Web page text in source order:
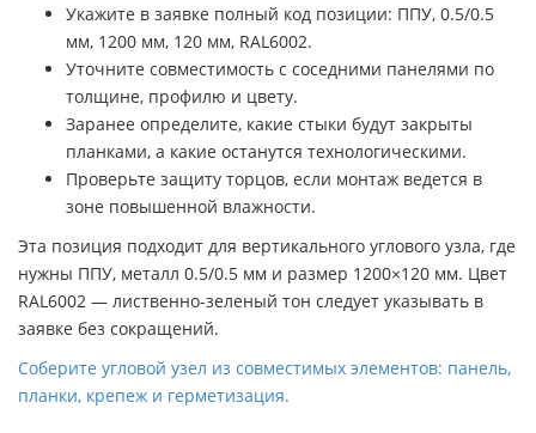
Укажите в заявке полный код позиции: ППУ, 0.5/0.5
мм, 1200 мм, 120 мм, RAL6002.
Уточните совместимость с соседними панелями по
толщине, профилю и цвету.
Заранее определите, какие стыки будут закрыты
планками, а какие останутся технологическими.
Проверьте защиту торцов, если монтаж ведется в
зоне повышенной влажности.
Эта позиция подходит для вертикального углового узла, где
нужны ППУ, металл 0.5/0.5 мм и размер 1200×120 мм. Цвет
RAL6002 — лиственно-зеленый тон следует указывать в
заявке без сокращений.
Соберите угловой узел из совместимых элементов: панель,
планки, крепеж и герметизация.